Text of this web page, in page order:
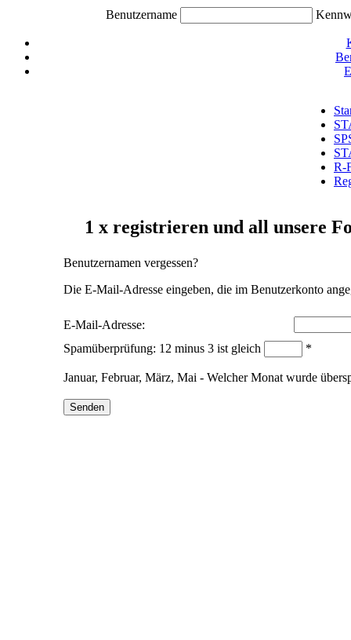
Benutzername
R-
1 x registrieren und all unsere
Benutzernamen vergessen?
Die E-Mail-Adresse eingeben, die im Benutzerkonto
E-Mail-Adresse:
Spamüberprüfung: 12 minus 3 ist gleich
*
Januar, Februar, März, Mai - Welcher Monat wurde
Senden